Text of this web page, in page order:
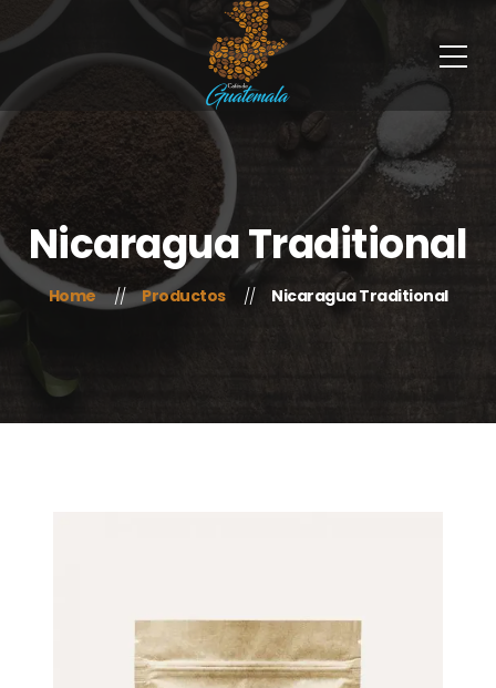
Nicaragua Traditional
Home Productos Nicaragua Traditional